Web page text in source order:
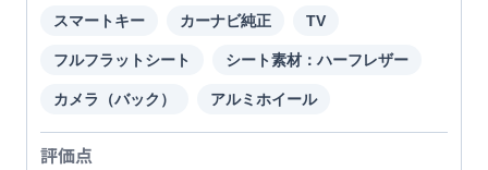
スマートキー カーナビ純正 TV
フルフラットシート シート素材：ハーフレザー
カメラ（バック） アルミホイール
評価点